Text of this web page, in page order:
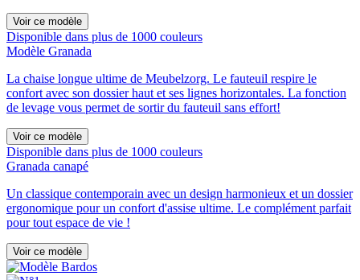
Voir ce modèle
Disponible dans plus de 1000 couleurs
Modèle Granada
La chaise longue ultime de Meubelzorg. Le fauteuil respire le
confort avec son dossier haut et ses lignes horizontales. La fonction
de levage vous permet de sortir du fauteuil sans effort!
Voir ce modèle
Disponible dans plus de 1000 couleurs
Granada canapé
Un classique contemporain avec un design harmonieux et un dossier
ergonomique pour un confort d'assise ultime. Le complément parfait
pour tout espace de vie !
Voir ce modèle